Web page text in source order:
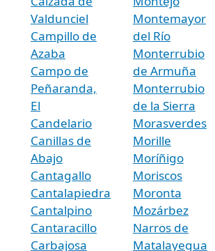
Valdunciel
Campillo de
Azaba
Campo de
Peñaranda,
El
Candelario
Canillas de
Abajo
Cantagallo
Cantalapiedra
Cantalpino
Cantaracillo
Carbajosa
Montemayor
del Río
Monterrubio
de Armuña
Monterrubio
de la Sierra
Morasverdes
Morille
Moríñigo
Moriscos
Moronta
Mozárbez
Narros de
Matalayegua